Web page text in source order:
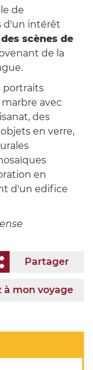
de
d'un intérêt
scènes de
de la
portraits
avec
des
en verre,
en
d'un edifice
Partager
à mon voyage